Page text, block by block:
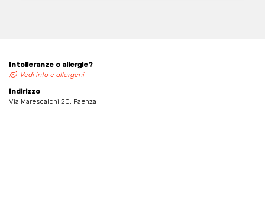
Intolleranze o allergie?
Vedi info e allergeni
Indirizzo
Via Marescalchi 20, Faenza